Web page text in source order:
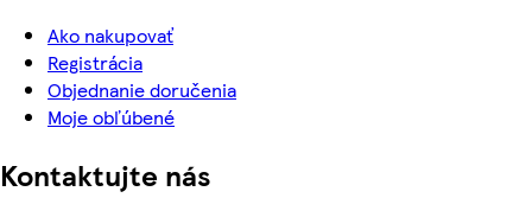
Ako nakupovať
Registrácia
Objednanie doručenia
Moje obľúbené
Kontaktujte nás